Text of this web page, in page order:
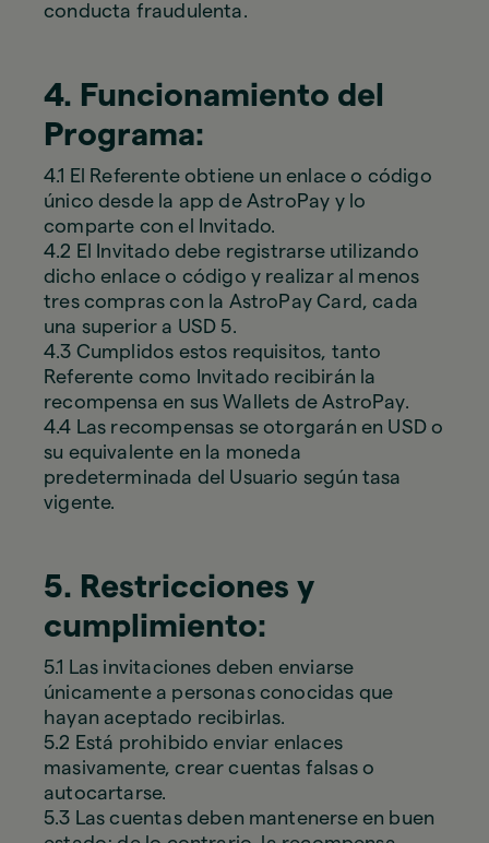
conducta fraudulenta.
4. Funcionamiento del
Programa:
4.1 El Referente obtiene un enlace o código
único desde la app de AstroPay y lo
comparte con el Invitado.
4.2 El Invitado debe registrarse utilizando
dicho enlace o código y realizar al menos
tres compras con la AstroPay Card, cada
una superior a USD 5.
4.3 Cumplidos estos requisitos, tanto
Referente como Invitado recibirán la
recompensa en sus Wallets de AstroPay.
4.4 Las recompensas se otorgarán en USD o
su equivalente en la moneda
predeterminada del Usuario según tasa
vigente.
5. Restricciones y
cumplimiento:
5.1 Las invitaciones deben enviarse
únicamente a personas conocidas que
hayan aceptado recibirlas.
5.2 Está prohibido enviar enlaces
masivamente, crear cuentas falsas o
autocartarse.
5.3 Las cuentas deben mantenerse en buen